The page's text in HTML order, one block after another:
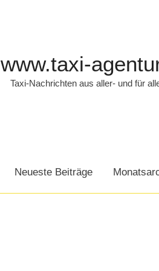
www.taxi-
Taxi-Nachrichten aus aller- und für
Neueste Beiträge